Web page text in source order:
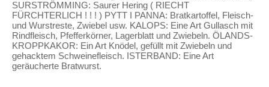
SURSTRÖMMING: Saurer Hering ( RIECHT
FÜRCHTERLICH ! ! ! ) PYTT I PANNA: Bratkartoffel, Fleisch-
und Wurstreste, Zwiebel usw. KALOPS: Eine Art Gullasch mit
Rindfleisch, Pfefferkörner, Lagerblatt und Zwiebeln. ÖLANDS-
KROPPKAKOR: Ein Art Knödel, gefüllt mit Zwiebeln und
gehacktem Schweinefleisch. ISTERBAND: Eine Art
geräucherte Bratwurst.